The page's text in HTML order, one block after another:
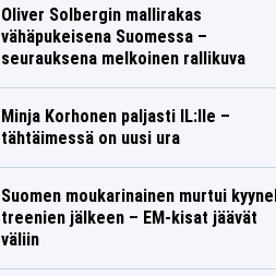
Oliver Solbergin mallirakas
vähäpukeisena Suomessa –
seurauksena melkoinen rallikuva
Minja Korhonen paljasti IL:lle –
tähtäimessä on uusi ura
Suomen moukarinainen murtui
treenien jälkeen – EM-kisat jäävät
väliin